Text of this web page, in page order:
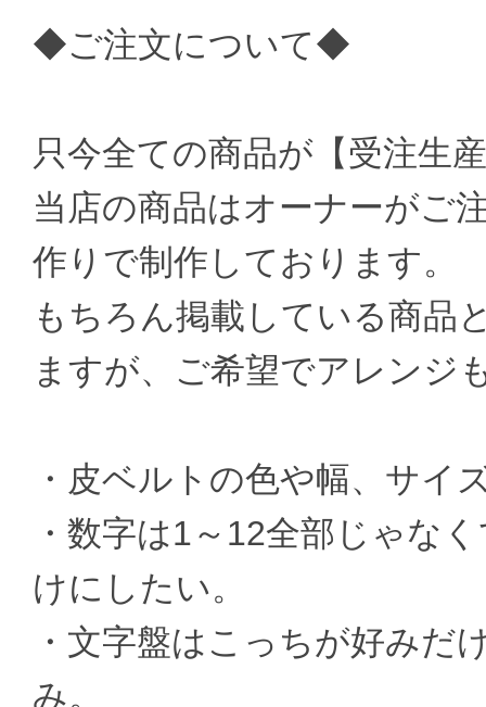
◆ご注文について◆
只今全ての商品が【受注生
当店の商品はオーナーがご
作りで制作しております。
もちろん掲載している商品
ますが、ご希望でアレンジ
・皮ベルトの色や幅、サイ
・数字は1～12全部じゃな
けにしたい。
・文字盤はこっちが好みだ
み。